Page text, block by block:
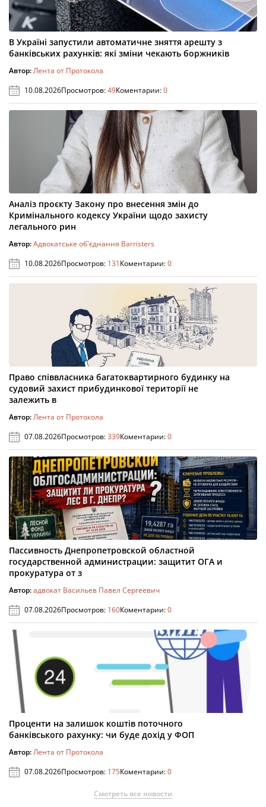
В Україні запустили автоматичне зняття арешту з
банківських рахунків: які зміни чекають боржників
Автор:Лента от Протокола
10.08.2026Просмотров:49Коментарии:0
Аналіз проєкту Закону про внесення змін до
Кримінального кодексу України щодо захисту
легального рин
Автор:Адвокатське об'єднання Barristers
10.08.2026Просмотров: 131Коментарии:0
Право співвласника багатоквартирного будинку на
судовий захист прибудинкової території не
залежить в
Автор:Лента от Протокола
07.08.2026Просмотров:339Коментарии:0
Пассивность Днепропетровской областной
государственной администрации: защитит ОГА и
прокуратура от з
Автор:адвокат Васильев Павел Сергеевич
07.08.2026Просмотров: 160Коментарии:0
Проценти на залишок коштів поточного
банківського рахунку: чи буде дохід у ФОП
Автор:Лента от Протокола
07.08.2026Просмотров: 175Коментарии:0
Смотреть все новости